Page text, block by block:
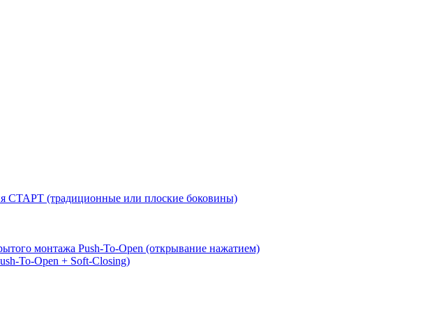
СТАРТ (традиционные или плоские боковины)
монтажа Push-To-Open (открывание нажатием)
To-Open + Soft-Closing)